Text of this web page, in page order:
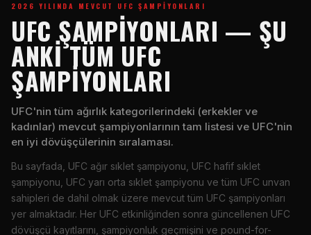
2026 YILINDA MEVCUT UFC ŞAMPIYONLARI
UFC ŞAMPIYONLARI — ŞU
ANKI TÜM UFC
ŞAMPIYONLARI
UFC'nin tüm ağırlık kategorilerindeki (erkekler ve
kadınlar) mevcut şampiyonlarının tam listesi ve UFC'nin
en iyi dövüşçülerinin sıralaması.
Bu sayfada, UFC ağır sıklet şampiyonu, UFC hafif sıklet
şampiyonu, UFC yarı orta sıklet şampiyonu ve tüm UFC unvan
sahipleri de dahil olmak üzere mevcut tüm UFC şampiyonları
yer almaktadır. Her UFC etkinliğinden sonra güncellenen UFC
dövüşçü kayıtlarını, şampiyonluk geçmişini ve pound-for-